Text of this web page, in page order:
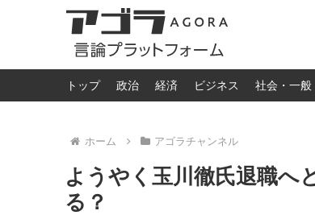
トップ 政治 経済 ビジネス 社会・一般
ホーム アゴラチャンネル
ようやく玉川徹氏退職へ
る？